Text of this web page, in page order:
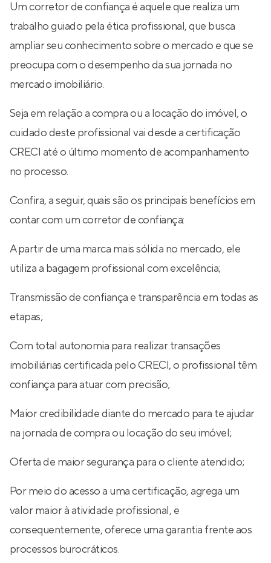
Um corretor de confiança é aquele que realiza um
trabalho guiado pela ética profissional, que busca
ampliar seu conhecimento sobre o mercado e que se
preocupa com o desempenho da sua jornada no
mercado imobiliário.
Seja em relação a compra ou a locação do imóvel, o
cuidado deste profissional vai desde a certificação
CRECI até o último momento de acompanhamento
no processo.
Confira, a seguir, quais são os principais benefícios em
contar com um corretor de confiança:
A partir de uma marca mais sólida no mercado, ele
utiliza a bagagem profissional com excelência;
Transmissão de confiança e transparência em todas as
etapas;
Com total autonomia para realizar transações
imobiliárias certificada pelo CRECI, o profissional têm
confiança para atuar com precisão;
Maior credibilidade diante do mercado para te ajudar
na jornada de compra ou locação do seu imóvel;
Oferta de maior segurança para o cliente atendido;
Por meio do acesso a uma certificação, agrega um
valor maior à atividade profissional, e
consequentemente, oferece uma garantia frente aos
processos burocráticos.